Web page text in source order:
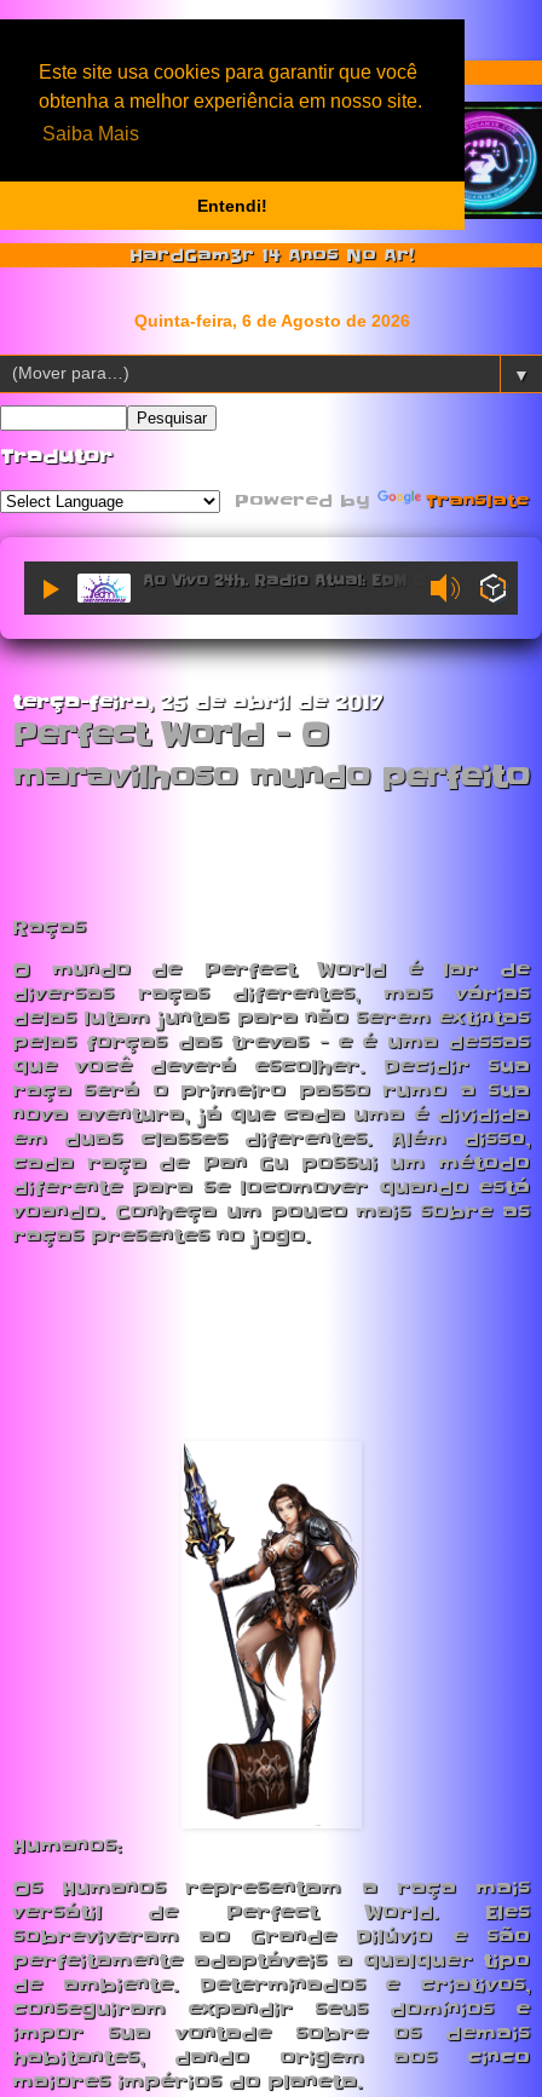
Este site usa cookies para garantir que você
obtenha a melhor experiência em nosso site.
Saiba Mais
Entendi!
Serviços & Produtos HardGam3r
HardGam3r 14 Anos No Ar!
▼
Tradutor
Powered by Translate
Ao Vivo 24h. Radio Atual: EDM Sessions.
terça-feira, 25 de abril de 2017
Perfect World - O
maravilhoso mundo perfeito
Raças
O mundo de Perfect World é lar de
diversas raças diferentes, mas várias
delas lutam juntas para não serem extintas
pelas forças das trevas - e é uma dessas
que você deverá escolher. Decidir sua
raça será o primeiro passo rumo a sua
nova aventura, já que cada uma é dividida
em duas classes diferentes. Além disso,
cada raça de Pan Gu possui um método
diferente para se locomover quando está
voando. Conheça um pouco mais sobre as
raças presentes no jogo.
Humanos:
Os Humanos representam a raça mais
versátil de Perfect World. Eles
sobreviveram ao Grande Dilúvio e são
perfeitamente adaptáveis a qualquer tipo
de ambiente. Determinados e criativos,
conseguiram expandir seus domínios e
impor sua vontade sobre os demais
habitantes, dando origem aos cinco
maiores impérios do planeta.